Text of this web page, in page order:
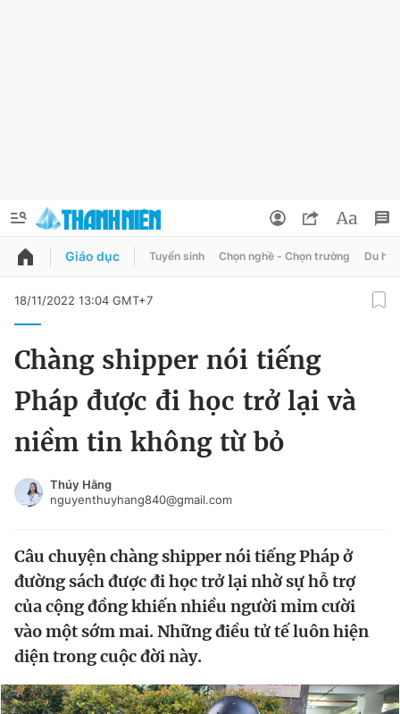
QUẢNG CÁO ĐẶT BÁO
Chuyên mục
Chuyên mục khác
Tin 24h
Video Magazine
Sản phẩm khác
Đổi mật khẩu
Tin đã lưu
Tin đã xem
Đăng xuất
Giáo dục Tuyển sinh Chọn nghề - Chọn trường Du học
18/11/2022 13:04 GMT+7
Chàng shipper nói tiếng
Pháp được đi học trở lại và
niềm tin không từ bỏ
Thúy Hằng
nguyenthuyhang840@gmail.com
Câu chuyện chàng shipper nói tiếng Pháp ở
đường sách được đi học trở lại nhờ sự hỗ trợ
của cộng đồng khiến nhiều người mỉm cười
vào một sớm mai. Những điều tử tế luôn hiện
diện trong cuộc đời này.